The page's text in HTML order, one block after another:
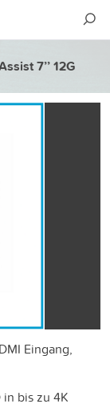
7’’ 12G
Eingang,
bis zu 4K